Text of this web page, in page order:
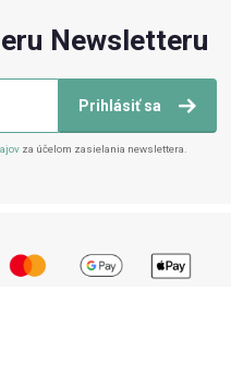
Newsletteru
Prihlásiť sa
za účelom zasielania newslettera.